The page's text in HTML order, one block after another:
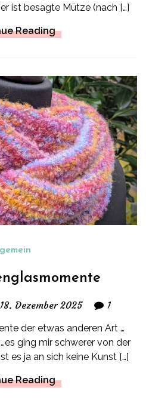
ist besagte Mütze (nach […]
Reading
18. Dezember 2025 1
der etwas anderen Art …
ging mir schwerer von der
es ja an sich keine Kunst […]
Reading